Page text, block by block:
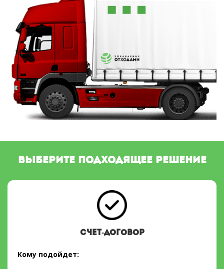
ВЫБЕРИТЕ ПОДХОДЯЩЕЕ РЕШЕНИЕ
СЧЕТ-ДОГОВОР
Кому подойдет: